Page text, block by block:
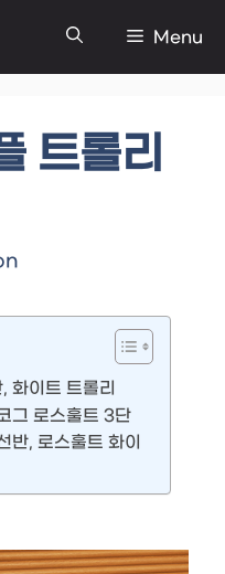
Menu
트롤리
화이트 트롤리
그 로스훌트 3단
반, 로스훌트 화이